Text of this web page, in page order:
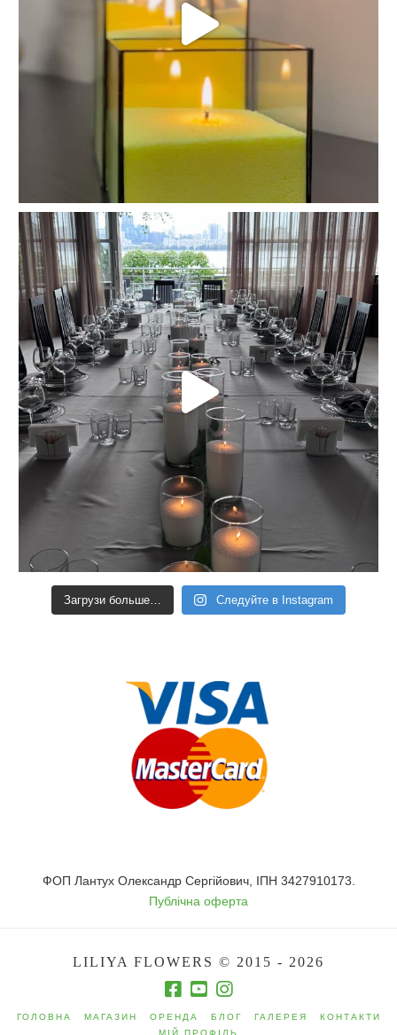
Загрузи больше… Следуйте в Instagram
ФОП Лантух Олександр Сергійович, ІПН 3427910173.
Публічна оферта
LILIYA FLOWERS © 2015 - 2026
ГОЛОВНА МАГАЗИН ОРЕНДА БЛОГ ГАЛЕРЕЯ
КОНТАКТИ
МІЙ ПРОФІЛЬ